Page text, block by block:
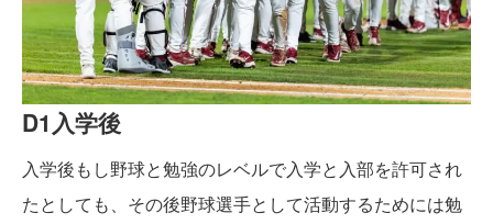
D1入学後
入学後もし野球と勉強のレベルで入学と入部を許可され
たとしても、その後野球選手として活動するためには勉